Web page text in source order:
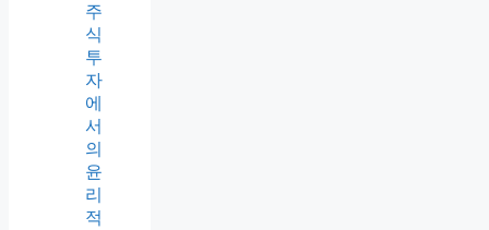
주
식
투
자
에
서
의
윤
리
적